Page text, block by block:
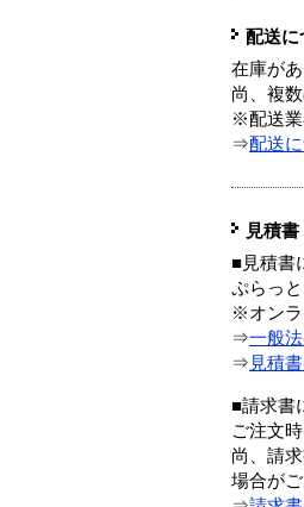
配送に
在庫が
尚、複
※配送業
⇒配送
見積
■見積書
ぷらっ
※オンラ
⇒一般
⇒ 見積
■請求書
ご注文
尚、請
場合がご